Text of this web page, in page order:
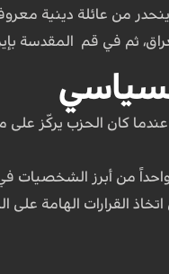
من عائلة دينية
ثم في قم المقدسة
كان الحزب يركّز على
واحداً من أبرز
القرارات الهامة